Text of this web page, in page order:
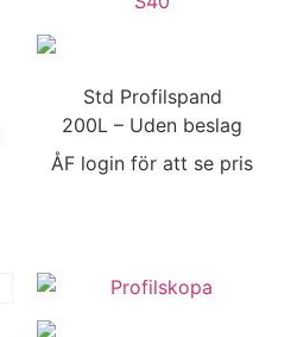
Std Profilspand
200L – Uden beslag
ÅF login för att se pris